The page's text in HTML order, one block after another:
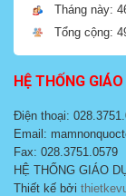
Tháng này:
Tổng cộng:
HỆ THỐNG
Điện thoại:
Email:
Fax: 028.3751.0579
HỆ THỐNG GIÁO
Thiết kế bởi